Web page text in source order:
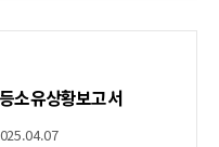
소유상황보고서